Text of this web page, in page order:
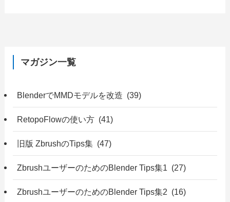
マガジン一覧
BlenderでMMDモデルを改造 (39)
RetopoFlowの使い方 (41)
旧版 ZbrushのTips集 (47)
ZbrushユーザーのためのBlender Tips集1 (27)
ZbrushユーザーのためのBlender Tips集2 (16)